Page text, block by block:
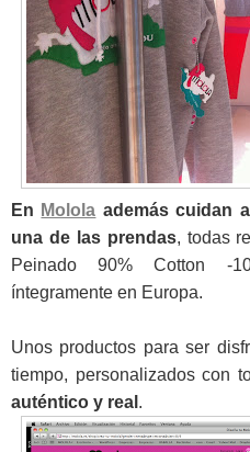
En Molola además cuidan
una de las prendas, todas
Peinado 90% Cotton -
íntegramente en Europa.
Unos productos para ser
tiempo, personalizados con
auténtico y real .